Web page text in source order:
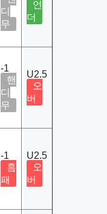
디
무
언
더
-1
핸
디
무
U2.5
오
버
-1
홈
패
U2.5
오
버